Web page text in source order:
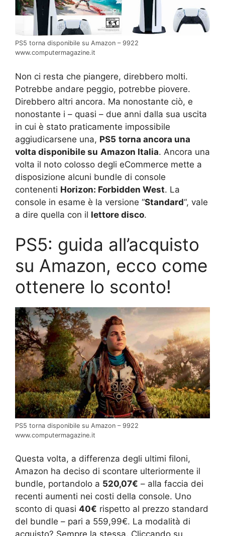
PS5 torna disponibile su Amazon – 9922
www.computermagazine.it
Non ci resta che piangere, direbbero molti.
Potrebbe andare peggio, potrebbe piovere.
Direbbero altri ancora. Ma nonostante ciò, e
nonostante i – quasi – due anni dalla sua uscita
in cui è stato praticamente impossibile
aggiudicarsene una, PS5 torna ancora una
volta disponibile su Amazon Italia. Ancora una
volta il noto colosso degli eCommerce mette a
disposizione alcuni bundle di console
contenenti Horizon: Forbidden West. La
console in esame è la versione “Standard“, vale
a dire quella con il lettore disco.
PS5: guida all’acquisto
su Amazon, ecco come
ottenere lo sconto!
PS5 torna disponibile su Amazon – 9922
www.computermagazine.it
Questa volta, a differenza degli ultimi filoni,
Amazon ha deciso di scontare ulteriormente il
bundle, portandolo a 520,07€ – alla faccia dei
recenti aumenti nei costi della console. Uno
sconto di quasi 40€ rispetto al prezzo standard
del bundle – pari a 559,99€. La modalità di